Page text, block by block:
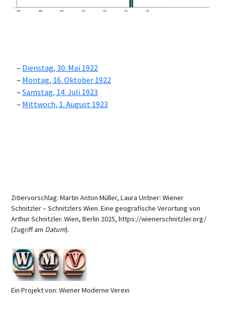
0
1870
1880 1890 1900 1910 1920 1930
Dienstag, 30. Mai 1922
Montag, 16. Oktober 1922
Samstag, 14. Juli 1923
Mittwoch, 1. August 1923
Zitiervorschlag: Martin Anton Müller, Laura Untner: Wiener
Schnitzler – Schnitzlers Wien. Eine geografische Verortung von
Arthur Schnitzler. Wien, Berlin 2025, https://wienerschnitzler.org/
(Zugriff am Datum).
Ein Projekt von: Wiener Moderne Verein